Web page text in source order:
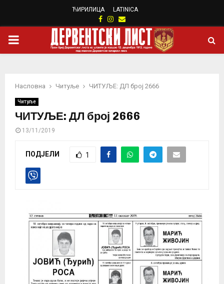
ЋИРИЛИЦА LATINICA
Facebook
Instagram
Email
PRIMARY
Насловна Читуље ЧИТУЉЕ: ДЛ број 2666
Читуље
ЧИТУЉЕ: ДЛ број 2666
13/11/2019
ПОДЈЕЛИ 1